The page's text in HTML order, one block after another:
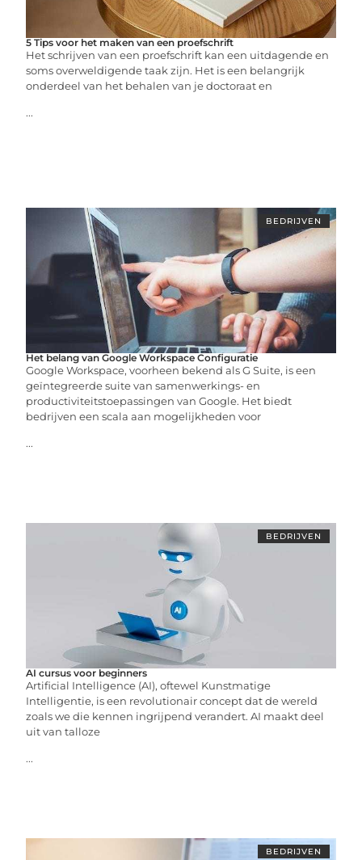
5 Tips voor het maken van een proefschrift
Het schrijven van een proefschrift kan een uitdagende en
soms overweldigende taak zijn. Het is een belangrijk
onderdeel van het behalen van je doctoraat en
...
BEDRIJVEN
Het belang van Google Workspace Configuratie
Google Workspace, voorheen bekend als G Suite, is een
geïntegreerde suite van samenwerkings- en
productiviteitstoepassingen van Google. Het biedt
bedrijven een scala aan mogelijkheden voor
...
BEDRIJVEN
AI cursus voor beginners
Artificial Intelligence (AI), oftewel Kunstmatige
Intelligentie, is een revolutionair concept dat de wereld
zoals we die kennen ingrijpend verandert. AI maakt deel
uit van talloze
...
BEDRIJVEN